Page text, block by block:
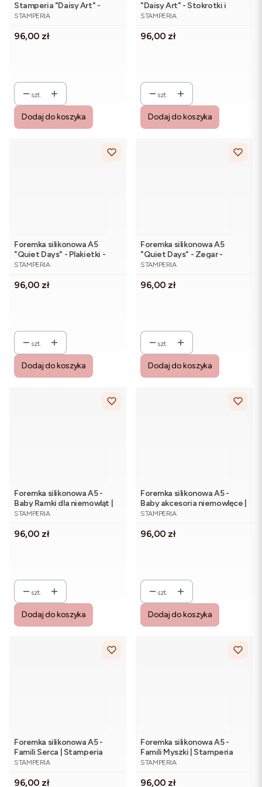
Stamperia "Daisy Art" -
KACMA604 Kreatywność
PRODUCENT
STAMPERIA
Cena
96,00 zł
szt.
Dodaj do koszyka
"Daisy Art" - Stokrotki i
motyle - Stamperia
PRODUCENT
STAMPERIA
Cena
96,00 zł
szt.
Dodaj do koszyka
Foremka silikonowa A5
"Quiet Days" - Plakietki -
Stamperia
PRODUCENT
STAMPERIA
Cena
96,00 zł
szt.
Dodaj do koszyka
Foremka silikonowa A5
"Quiet Days" - Zegar -
Stamperia
PRODUCENT
STAMPERIA
Cena
96,00 zł
szt.
Dodaj do koszyka
Foremka silikonowa A5 -
Baby Ramki dla niemowląt |
Stamperia KACMA602
PRODUCENT
STAMPERIA
Cena
96,00 zł
szt.
Dodaj do koszyka
Foremka silikonowa A5 -
Baby akcesoria niemowlęce |
Stamperia KACMA601
PRODUCENT
STAMPERIA
Cena
96,00 zł
szt.
Dodaj do koszyka
Foremka silikonowa A5 -
Famili Serca | Stamperia
KACMA600
PRODUCENT
STAMPERIA
Cena
96,00 zł
Foremka silikonowa A5 -
Famili Myszki | Stamperia
KACMA599
PRODUCENT
STAMPERIA
Cena
96,00 zł